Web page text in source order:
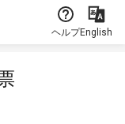
ヘルプEnglish